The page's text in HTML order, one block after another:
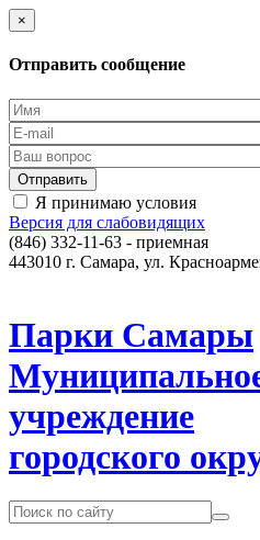
×
Отправить сообщение
Я принимаю условия
Версия для слабовидящих
(846) 332-11-63 - приемная
443010 г. Самара, ул.
Парки Самары
учреждение
городского